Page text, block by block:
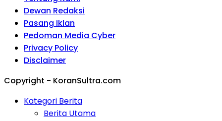
Dewan Redaksi
Pasang Iklan
Pedoman Media Cyber
Privacy Policy
Disclaimer
Copyright - KoranSultra.com
Kategori Berita
Berita Utama